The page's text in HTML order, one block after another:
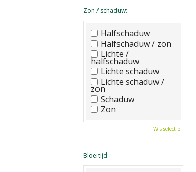
Zon / schaduw:
Halfschaduw
Halfschaduw / zon
Lichte /
halfschaduw
Lichte schaduw
Lichte schaduw /
zon
Schaduw
Zon
Wis selectie
Bloeitijd: